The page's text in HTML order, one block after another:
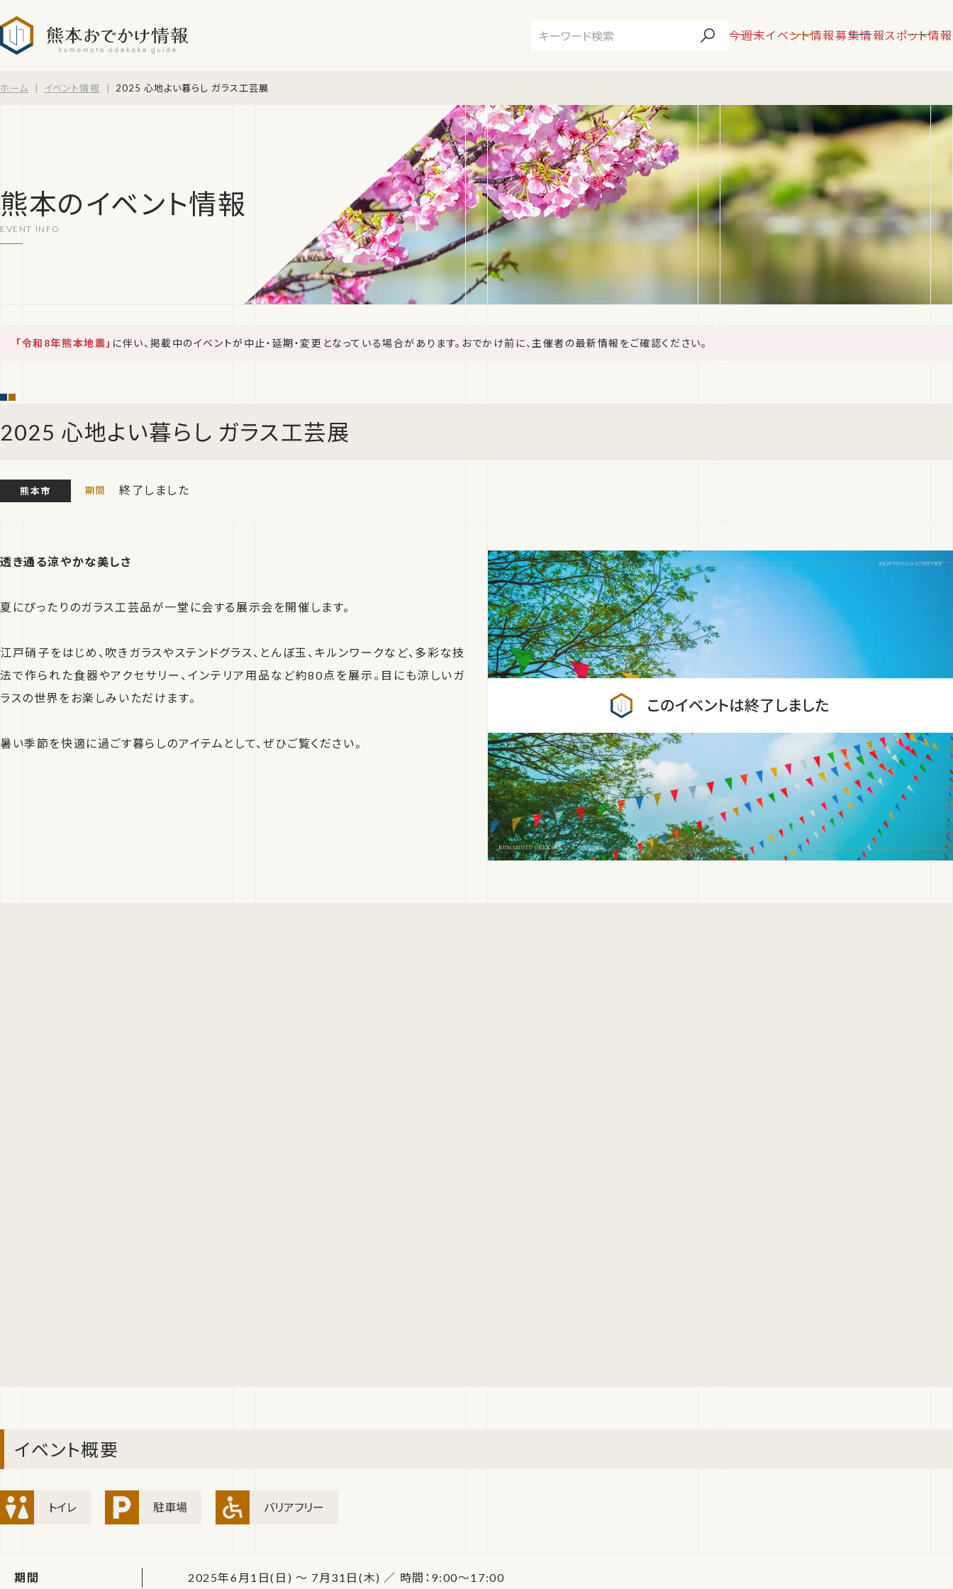
今週末イベント情報募集情報スポット情報
ホーム イベント情報 2025 心地よい暮らし ガラス工芸展
熊本のイベント情報
「令和8年熊本地震」 に伴い、掲載中のイベントが中止・延期・変更となっている場合があります。おでかけ前に、主催者の最新情報をご確認ください。
2025 心地よい暮らし ガラス工芸展
熊本市 終了しました
透き通る涼やかな美しさ
夏にぴったりのガラス工芸品が一堂に会する展示会を開催します。
江戸硝子をはじめ、吹きガラスやステンドグラス、とんぼ玉、キルンワークなど、多彩な技
法で作られた食器やアクセサリー、インテリア用品など約80点を展示。目にも涼しいガ
ラスの世界をお楽しみいただけます。
暑い季節を快適に過ごす暮らしのアイテムとして、ぜひご覧ください。
イベント概要
トイレ 駐車場 バリアフリー
期間 2025年6月1日(日) ～ 7月31日(木) ／ 時間：9:00～17:00